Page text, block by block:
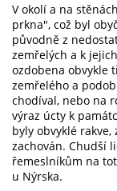
V okolí a na
prkna", což byl
původně z
zemřelých a k
ozdobena obvykle
zemřelého a
chodíval, nebo na
výraz úcty k
byly obvyklé
zachován. Chudší
řemeslníkům na
u Nýrska.